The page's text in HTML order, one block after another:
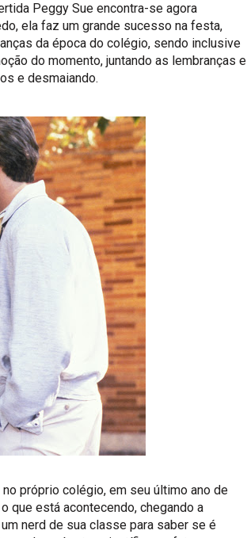
Peggy Sue encontra-se agora
ela faz um grande sucesso na festa,
da época do colégio, sendo inclusive
do momento, juntando as lembranças e
e desmaiando.
próprio colégio, em seu último ano de
que está acontecendo, chegando a
nerd de sua classe para saber se é